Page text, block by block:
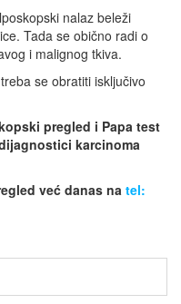
nalaz beleži
Tada se obično radi o
i malignog tkiva.
se obratiti isključivo
pregled i Papa test
karcinoma
već danas na tel: